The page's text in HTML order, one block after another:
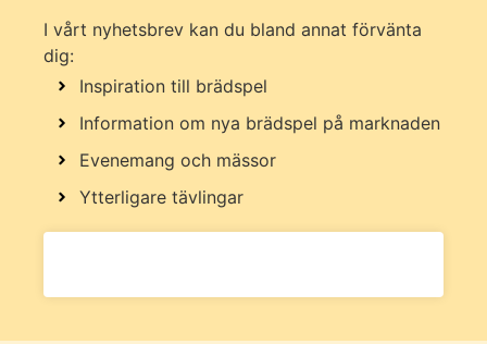
I vårt nyhetsbrev kan du bland annat förvänta
dig:
Inspiration till brädspel
Information om nya brädspel på marknaden
Evenemang och mässor
Ytterligare tävlingar